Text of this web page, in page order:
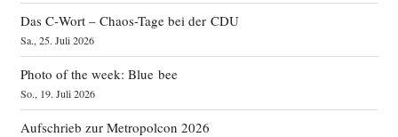
Das C‑Wort – Chaos-Tage bei der CDU
Sa., 25. Juli 2026
Photo of the week: Blue bee
So., 19. Juli 2026
Aufschrieb zur Metropolcon 2026